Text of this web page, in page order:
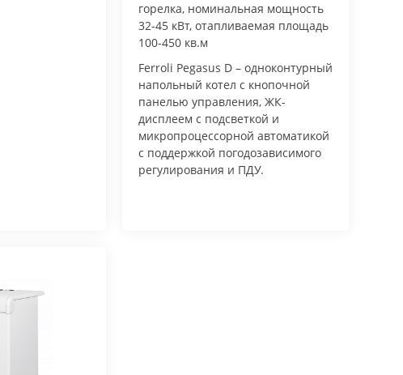
горелка, номинальная мощность
32-45 кВт, отапливаемая площадь
100-450 кв.м
Ferroli Pegasus D – одноконтурный
напольный котел с кнопочной
панелью управления, ЖК-
дисплеем с подсветкой и
микропроцессорной автоматикой
с поддержкой погодозависимого
регулирования и ПДУ.